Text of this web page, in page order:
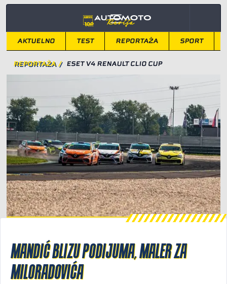
Light/Dark mode
AKTUELNO TEST REPORTAŽA SPORT
REPORTAŽA / ESET V4 RENAULT CLIO CUP
MANDIĆ BLIZU PODIJUMA, MALER ZA
MILORADOVIĆA